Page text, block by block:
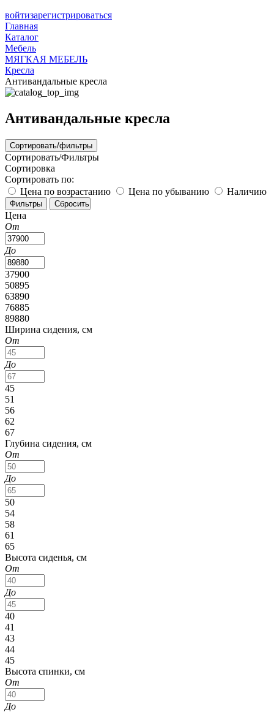
войтизарегистрироваться
Главная
Каталог
Мебель
МЯГКАЯ МЕБЕЛЬ
Кресла
Антивандальные кресла
Антивандальные кресла
Сортировать/фильтры
Сортировать/Фильтры
Сортировка
Сортировать по:
Цена по возрастанию
Цена по убыванию Наличию
Цена
От
До
37900
50895
63890
76885
89880
Ширина сидения, см
От
До
45
51
56
62
67
Глубина сидения, см
От
До
50
54
58
61
65
Высота сиденья, см
От
До
40
41
43
44
45
Высота спинки, см
От
До